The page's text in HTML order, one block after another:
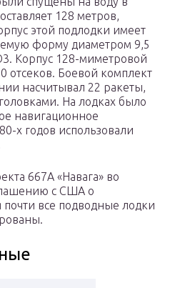
128 метров,
этой подлодки имеет
форму диаметром 9,5
Корпус 128-миметровой
отсеков. Боевой комплект
насчитывал 22 ракеты,
На лодках было
навигационное
х годов использовали
667А «Навага» во
с США о
все подводные лодки